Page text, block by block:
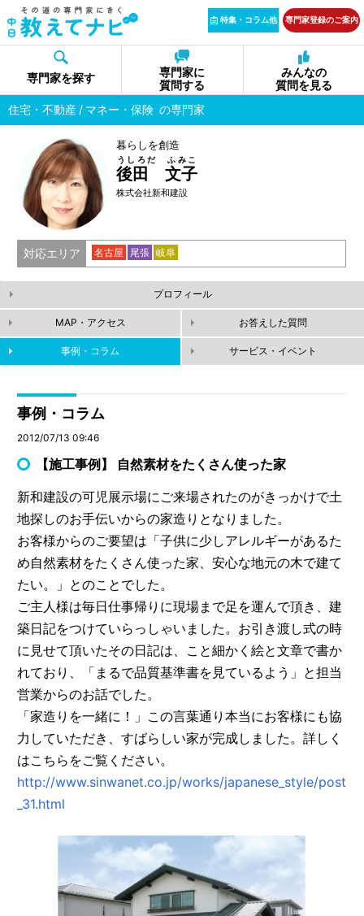
特集・コラム他 専門家登録のご案内
専門家を探す
専門家に
質問する
みんなの
質問を見る
住宅・不動産
マネー・保険 の専門家
暮らしを創造
後田 文子
うしろだ ふみこ
株式会社新和建設
対応エリア 名古屋 尾張 岐阜
プロフィール
MAP・アクセス お答えした質問
事例・コラム サービス・イベント
事例・コラム
2012/07/13 09:46
【施工事例】 自然素材をたくさん使った家
新和建設の可児展示場にご来場されたのがきっかけで土
地探しのお手伝いからの家造りとなりました。
お客様からのご要望は「子供に少しアレルギーがあるた
め自然素材をたくさん使った家、安心な地元の木で建て
たい。」とのことでした。
ご主人様は毎日仕事帰りに現場まで足を運んで頂き、建
築日記をつけていらっしゃいました。お引き渡し式の時
に見せて頂いたその日記は、こと細かく絵と文章で書か
れており、「まるで品質基準書を見ているよう」と担当
営業からのお話でした。
「家造りを一緒に！」この言葉通り本当にお客様にも協
力していただき、すばらしい家が完成しました。詳しく
はこちらをご覧ください。
http://www.sinwanet.co.jp/works/japanese_style/post
_31.html